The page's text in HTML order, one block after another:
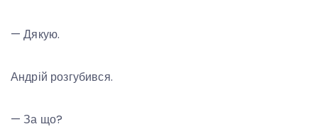
— Дякую.
Андрій розгубився.
— За що?